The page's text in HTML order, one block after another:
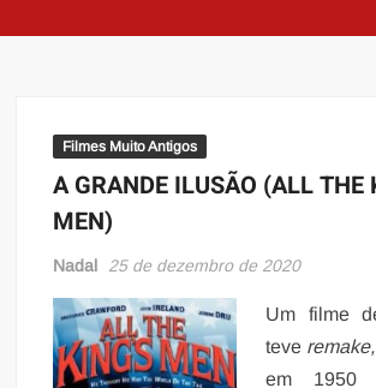
Filmes Muito Antigos
A GRANDE ILUSÃO (ALL THE
MEN)
Nadal 25 de dezembro de 2020
Um filme
teve remake,
em 1950